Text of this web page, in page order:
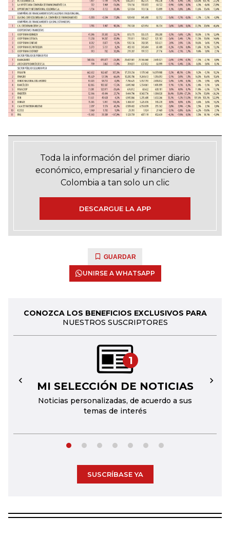
Toda la información del primer diario
económico, empresarial y financiero de
Colombia a tan solo un clic
DESCARGUE LA APP
GUARDAR
UNIRSE A WHATSAPP
CONOZCA LOS BENEFICIOS EXCLUSIVOS PARA
NUESTROS SUSCRIPTORES
1
MI SELECCIÓN DE NOTICIAS
Noticias personalizadas, de acuerdo a sus
temas de interés
← →
SUSCRÍBASE YA